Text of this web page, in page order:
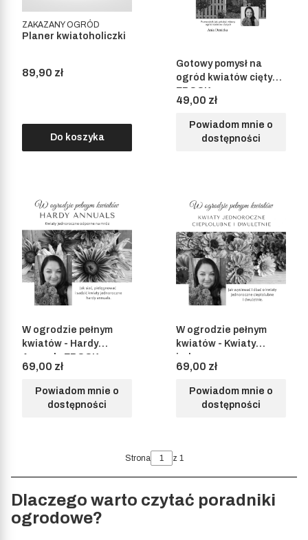
ZAKAZANY OGRÓD
Planer kwiatoholiczki
Cena
89,90 zł
Do koszyka
Gotowy pomysł na
ogród kwiatów ciętych
EBOOK
Cena
49,00 zł
Powiadom mnie o
dostępności
W ogrodzie pełnym
kwiatów - Hardy
Annuals EBOOK
Cena
69,00 zł
Powiadom mnie o
dostępności
W ogrodzie pełnym
kwiatów - Kwiaty
jednoroczne
ciepłolubne i
dwuletnie EBOOK
Cena
69,00 zł
Powiadom mnie o
dostępności
Strona z 1
Dlaczego warto czytać poradniki
ogrodowe?